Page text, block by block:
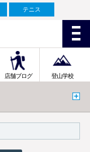
テニス
店舗ブログ 登山学校